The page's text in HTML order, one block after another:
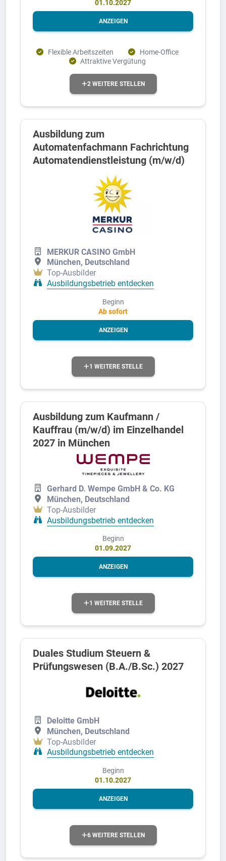
01.10.2027
ANZEIGEN
Flexible Arbeitszeiten
Home-Office
Attraktive Vergütung
2 WEITERE STELLEN
Ausbildung zum
Automatenfachmann Fachrichtung
Automatendienstleistung (m/w/d)
MERKUR CASINO GmbH
München, Deutschland
Top-Ausbilder
Ausbildungsbetrieb entdecken
Beginn
Ab sofort
ANZEIGEN
1 WEITERE STELLE
Ausbildung zum Kaufmann /
Kauffrau (m/w/d) im Einzelhandel
2027 in München
Gerhard D. Wempe GmbH & Co. KG
München, Deutschland
Top-Ausbilder
Ausbildungsbetrieb entdecken
Beginn
01.09.2027
ANZEIGEN
1 WEITERE STELLE
Duales Studium Steuern &
Prüfungswesen (B.A./B.Sc.) 2027
Deloitte GmbH
München, Deutschland
Top-Ausbilder
Ausbildungsbetrieb entdecken
Beginn
01.10.2027
ANZEIGEN
6 WEITERE STELLEN